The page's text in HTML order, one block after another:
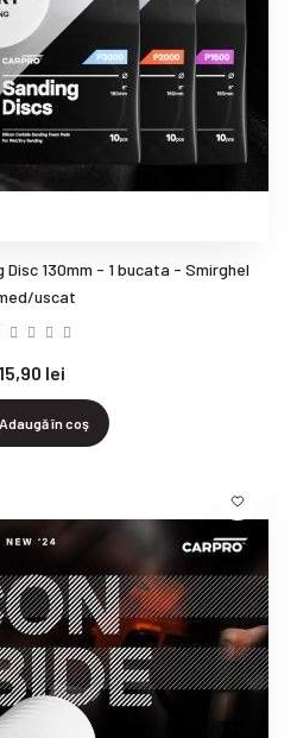
Disc 130mm - 1 bucata - Smirghel
uscat
15,90 lei
Adaugă în coş